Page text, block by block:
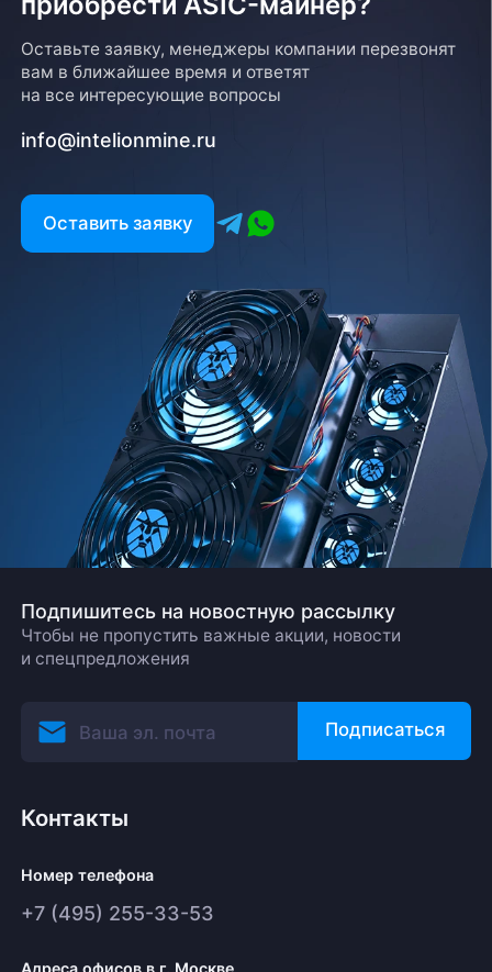
Оставьте заявку, менеджеры компании перезвонят
вам в ближайшее время и ответят
на все интересующие вопросы
info@intelionmine.ru
Оставить заявку
Подпишитесь на новостную рассылку
Чтобы не пропустить важные акции, новости
и спецпредложения
Подписаться
Контакты
Номер телефона
+7 (495) 255-33-53
Адреса офисов в г. Москве